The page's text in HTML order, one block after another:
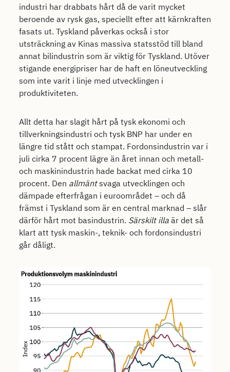
industri har drabbats hårt då de varit mycket
beroende av rysk gas, speciellt efter att kärnkraften
fasats ut. Tyskland påverkas också i stor
utsträckning av Kinas massiva statsstöd till bland
annat bilindustrin som är viktig för Tyskland. Utöver
stigande energipriser har de haft en löneutveckling
som inte varit i linje med utvecklingen i
produktiviteten.
Allt detta har slagit hårt på tysk ekonomi och
tillverkningsindustri och tysk BNP har under en
längre tid stått och stampat. Fordonsindustrin var i
juli cirka 7 procent lägre än året innan och metall-
och maskinindustrin hade backat med cirka 10
procent. Den allmäntsvaga utvecklingen och
dämpade efterfrågan i euroområdet – och då
främst i Tyskland som är en central marknad – slår
därför hårt mot basindustrin. Särskilt illa är det så
klart att tysk maskin-, teknik- och fordonsindustri
går dåligt.